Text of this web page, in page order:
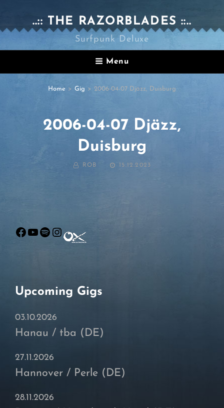
..:: THE RAZORBLADES ::..
Surfpunk Deluxe
Menu
Home > Gig > 2006-04-07 Djäzz, Duisburg
2006-04-07 Djäzz,
Duisburg
BY ROB
POSTED
15.12.2023
Facebook
YouTube
Spotify
Instagram
Upcoming Gigs
03.10.2026
Hanau / tba (DE)
27.11.2026
Hannover / Perle (DE)
28.11.2026